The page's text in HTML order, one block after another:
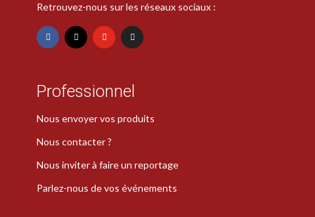
Retrouvez-nous sur les réseaux sociaux :
Professionnel
Nous envoyer vos produits
Nous contacter ?
Nous inviter à faire un reportage
Parlez-nous de vos événements